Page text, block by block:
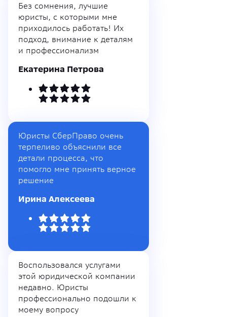
Без сомнения, лучшие
юристы, с которыми мне
приходилось работать! Их
подход, внимание к деталям
и профессионализм
Екатерина Петрова
Юристы СберПраво очень
терпеливо объяснили все
детали процесса, что
помогло мне принять верное
решение
Ирина Алексеева
Воспользовался услугами
этой юридической компании
недавно. Юристы
профессионально подошли к
моему вопросу